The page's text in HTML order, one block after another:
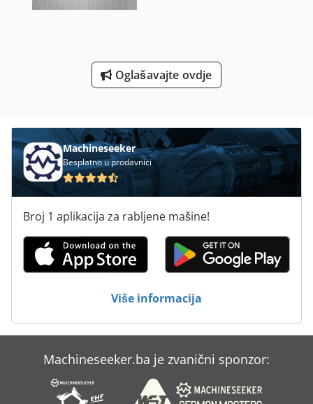
Stroj Za Kružno Rezanje
Za Preradu Drva
Žulj Stroj Za Ljekarne
Oglašavajte ovdje
Machineseeker
Besplatno u prodavnici
Broj 1 aplikacija za rabljene mašine!
Više informacija
Machineseeker.ba je zvanični sponzor: